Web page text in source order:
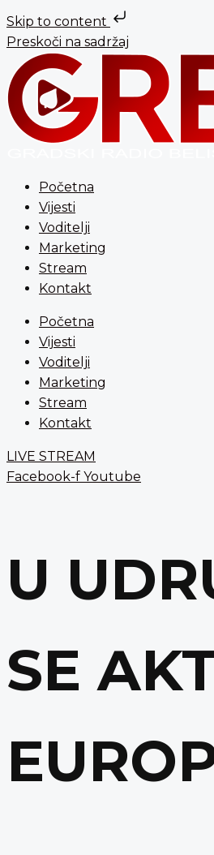
Skip to content
Preskoči na sadržaj
Početna
Vijesti
Voditelji
Marketing
Stream
Kontakt
Početna
Vijesti
Voditelji
Marketing
Stream
Kontakt
LIVE STREAM
Facebook-f Youtube
U
SE